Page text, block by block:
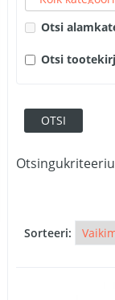
Otsi
Otsi
Sorteeri: